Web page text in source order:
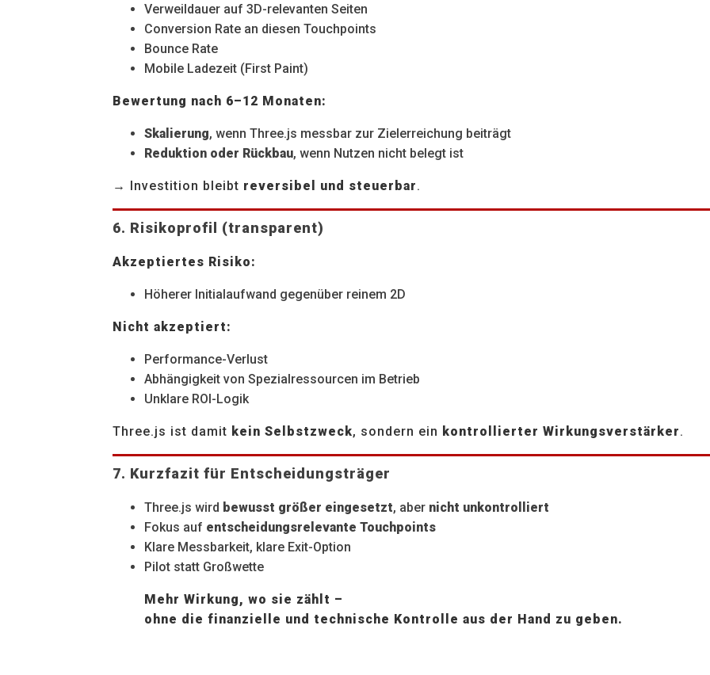
Verweildauer auf 3D-relevanten Seiten
Conversion Rate an diesen Touchpoints
Bounce Rate
Mobile Ladezeit (First Paint)
Bewertung nach 6–12 Monaten:
Skalierung, wenn Three.js messbar zur Zielerreichung beiträgt
Reduktion oder Rückbau, wenn Nutzen nicht belegt ist
→ Investition bleibt reversibel und steuerbar.
6. Risikoprofil (transparent)
Akzeptiertes Risiko:
Höherer Initialaufwand gegenüber reinem 2D
Nicht akzeptiert:
Performance-Verlust
Abhängigkeit von Spezialressourcen im Betrieb
Unklare ROI-Logik
Three.js ist damit kein Selbstzweck, sondern ein kontrollierter Wirkungsverstärker.
7. Kurzfazit für Entscheidungsträger
Three.js wird bewusst größer eingesetzt, aber nicht unkontrolliert
Fokus auf entscheidungsrelevante Touchpoints
Klare Messbarkeit, klare Exit-Option
Pilot statt Großwette
Mehr Wirkung, wo sie zählt –
ohne die finanzielle und technische Kontrolle aus der Hand zu geben.